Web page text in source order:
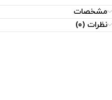
مشخصات
نظرات (0)